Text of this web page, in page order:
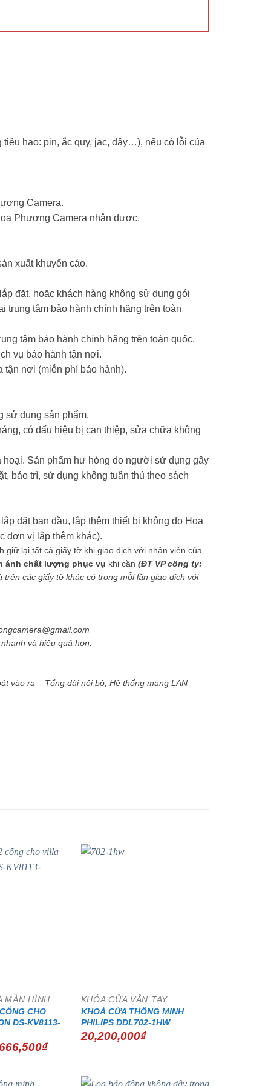
hao: pin, ắc quy, jac, dây…), nếu có lỗi của
Camera.
Phượng Camera nhận được.
xuất khuyến cáo.
đặt, hoặc khách hàng không sử dụng gói
tâm bảo hành chính hãng trên toàn
tâm bảo hành chính hãng trên toàn quốc.
vụ bảo hành tận nơi.
nơi (miễn phí bảo hành).
sử dụng sản phẩm.
có dấu hiệu bị can thiệp, sửa chữa không
hoại. Sản phẩm hư hỏng do người sử dụng gây
bảo trì, sử dụng không tuân thủ theo sách
đặt ban đầu, lắp thêm thiết bị không do Hoa
đơn vị lắp thêm khác).
lại tất cả giấy tờ khi giao dịch với nhân viên của
ánh chất lượng phục vụ khi cần (ĐT VP công ty:
các giấy tờ khác có trong mỗi lần giao dịch với
và hiệu quả hơn.
vào ra – Tổng đài nội bộ, Hệ thống mạng LAN –
MÀN HÌNH
CHO
DS-KV8113-
₫Giá
4,666,500₫.
KHÓA CỬA VÂN TAY
KHOÁ CỬA THÔNG MINH
PHILIPS DDL702-1HW
20,200,000₫